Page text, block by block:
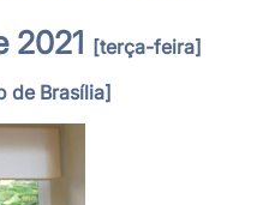
2021 [terça-feira]
de Brasília]